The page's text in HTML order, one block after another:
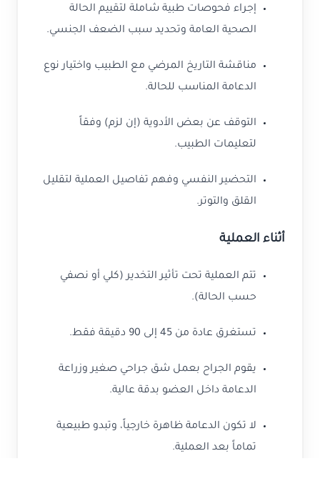
إجراء فحوصات طبية شاملة لتقييم الحالة
الصحية العامة وتحديد سبب الضعف الجنسي.
مناقشة التاريخ المرضي مع الطبيب واختيار نوع
الدعامة المناسب للحالة.
التوقف عن بعض الأدوية (إن لزم) وفقاً
لتعليمات الطبيب.
التحضير النفسي وفهم تفاصيل العملية لتقليل
القلق والتوتر.
أثناء العملية
تتم العملية تحت تأثير التخدير (كلي أو نصفي
حسب الحالة).
تستغرق عادة من 45 إلى 90 دقيقة فقط.
يقوم الجراح بعمل شق جراحي صغير وزراعة
الدعامة داخل العضو بدقة عالية.
لا تكون الدعامة ظاهرة خارجياً، وتبدو طبيعية
تماماً بعد العملية.